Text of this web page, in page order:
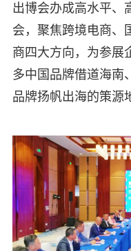
出博会办成高水平、
会，聚焦跨境电商、
商四大方向，为参展
多中国品牌借道海南
品牌扬帆出海的策源